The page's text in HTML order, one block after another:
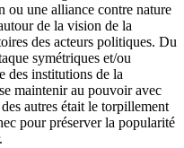
ou une alliance contre nature
de la vision de la
des acteurs politiques. Du
symétriques et/ou
des institutions de la
maintenir au pouvoir avec
autres était le torpillement
pour préserver la popularité